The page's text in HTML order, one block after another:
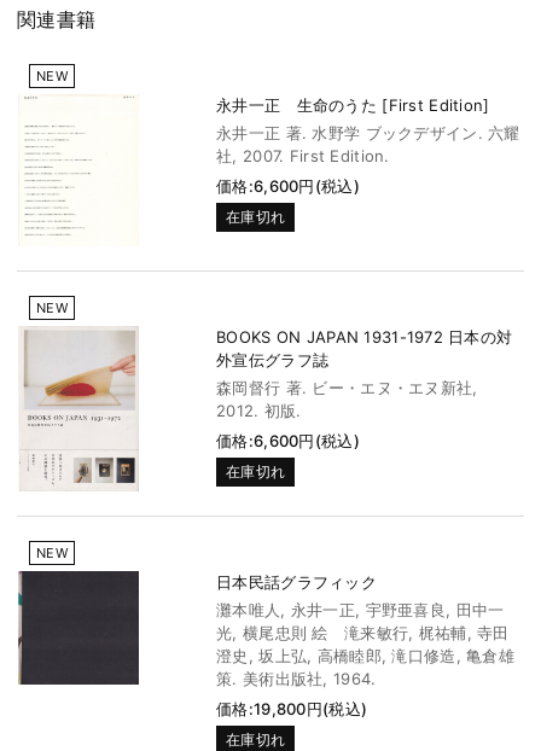
関連書籍
NEW
永井一正 生命のうた [First Edition]
永井一正 著. 水野学 ブックデザイン. 六耀
社, 2007. First Edition.
価格:6,600円(税込)
在庫切れ
NEW
BOOKS ON JAPAN 1931-1972 日本の対
外宣伝グラフ誌
森岡督行 著. ビー・エヌ・エヌ新社,
2012. 初版.
価格:6,600円(税込)
在庫切れ
NEW
日本民話グラフィック
灘本唯人, 永井一正, 宇野亜喜良, 田中一
光, 横尾忠則 絵 滝来敏行, 梶祐輔, 寺田
澄史, 坂上弘, 高橋睦郎, 滝口修造, 亀倉雄
策. 美術出版社, 1964.
価格:19,800円(税込)
在庫切れ